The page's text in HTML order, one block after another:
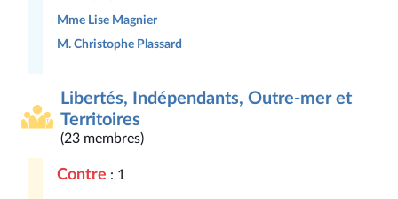
Mme Lise Magnier
M. Christophe Plassard
Libertés, Indépendants, Outre-mer et
Territoires
(23 membres)
Contre : 1